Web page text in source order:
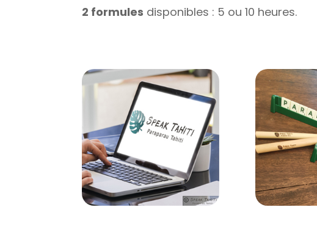
2 formules disponibles : 5 ou 10 heures.